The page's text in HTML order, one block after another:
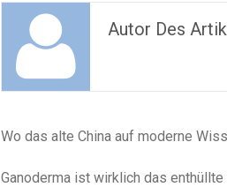
Autor Des
Wo das alte China auf moderne
Ganoderma ist wirklich das